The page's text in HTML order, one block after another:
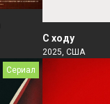
С ходу
2025, США
Сериал